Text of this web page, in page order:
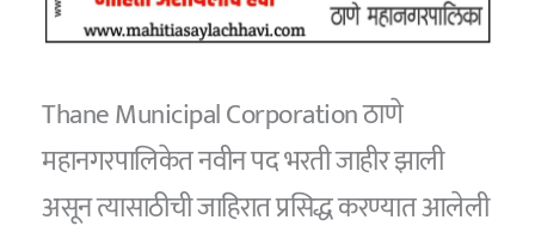
Thane Municipal Corporation ठाणे
महानगरपालिकेत नवीन पद भरती जाहीर झाली
असून त्यासाठीची जाहिरात प्रसिद्ध करण्यात आलेली